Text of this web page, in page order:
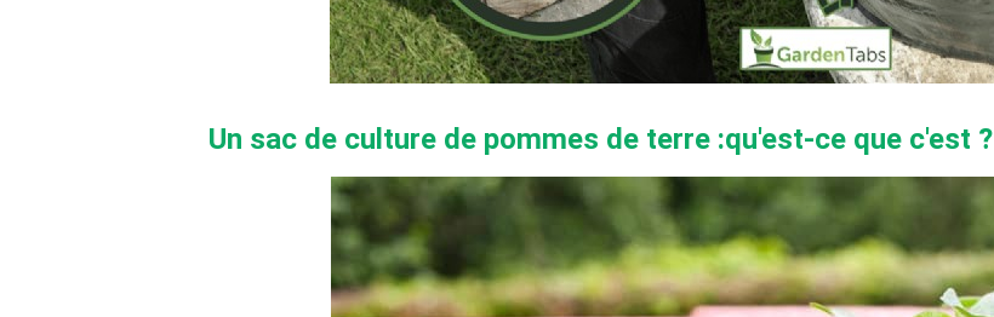
Un sac de culture de pommes de terre :qu'est-ce que c'est ?